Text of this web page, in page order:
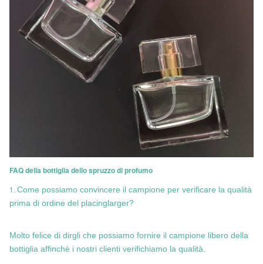
FAQ della bottiglia dello spruzzo di profumo
1. Come possiamo convincere il campione per verificare la qualità
prima di ordine del placinglarger?
Molto felice di dirgli che possiamo fornire il campione libero della
bottiglia affinchè i nostri clienti verifichiamo la qualità.